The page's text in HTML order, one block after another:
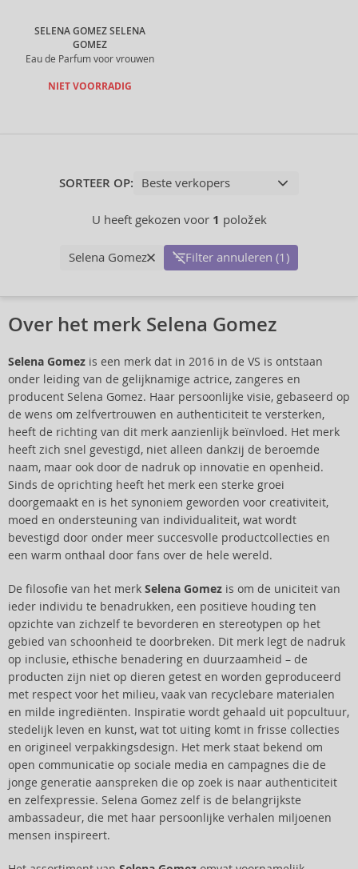
SELENA GOMEZ SELENA
GOMEZ
Eau de Parfum voor vrouwen
NIET VOORRADIG
SORTEER OP:
U heeft gekozen voor 1 položek
Selena Gomez Filter annuleren (1)
Over het merk Selena Gomez
Selena Gomez is een merk dat in 2016 in de VS is ontstaan
onder leiding van de gelijknamige actrice, zangeres en
producent Selena Gomez. Haar persoonlijke visie, gebaseerd op
de wens om zelfvertrouwen en authenticiteit te versterken,
heeft de richting van dit merk aanzienlijk beïnvloed. Het merk
heeft zich snel gevestigd, niet alleen dankzij de beroemde
naam, maar ook door de nadruk op innovatie en openheid.
Sinds de oprichting heeft het merk een sterke groei
doorgemaakt en is het synoniem geworden voor creativiteit,
moed en ondersteuning van individualiteit, wat wordt
bevestigd door onder meer succesvolle productcollecties en
een warm onthaal door fans over de hele wereld.
De filosofie van het merk Selena Gomez is om de uniciteit van
ieder individu te benadrukken, een positieve houding ten
opzichte van zichzelf te bevorderen en stereotypen op het
gebied van schoonheid te doorbreken. Dit merk legt de nadruk
op inclusie, ethische benadering en duurzaamheid – de
producten zijn niet op dieren getest en worden geproduceerd
met respect voor het milieu, vaak van recyclebare materialen
en milde ingrediënten. Inspiratie wordt gehaald uit popcultuur,
stedelijk leven en kunst, wat tot uiting komt in frisse collecties
en origineel verpakkingsdesign. Het merk staat bekend om
open communicatie op sociale media en campagnes die de
jonge generatie aanspreken die op zoek is naar authenticiteit
en zelfexpressie. Selena Gomez zelf is de belangrijkste
ambassadeur, die met haar persoonlijke verhalen miljoenen
mensen inspireert.